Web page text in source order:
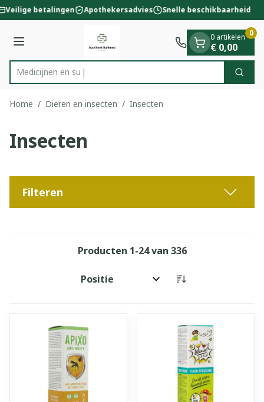
Ga naar de inhoud
1 van 1
Veilige betalingen Apothekersadvies Snelle beschikbaarheid
Menu
Product, merk, categorie... Zoek
0 artikelen
€ 0,00
0
Home / Dieren en insecten / Insecten
Insecten
Filteren
Producten 1-24van 336
Sorteer op: